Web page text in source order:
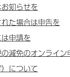
知らせを
た場合は申告を
申請を
減免のオンライン
について